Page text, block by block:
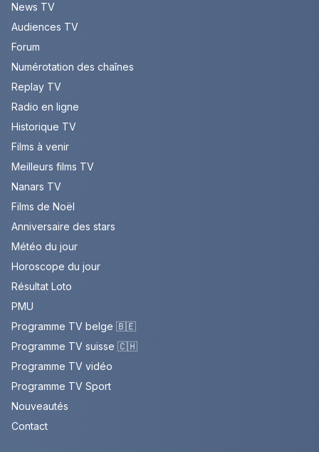
News TV
Audiences TV
Forum
Numérotation des chaînes
Replay TV
Radio en ligne
Historique TV
Films à venir
Meilleurs films TV
Nanars TV
Films de Noël
Anniversaire des stars
Météo du jour
Horoscope du jour
Résultat Loto
PMU
Programme TV belge 🇧🇪
Programme TV suisse 🇨🇭
Programme TV vidéo
Programme TV Sport
Nouveautés
Contact